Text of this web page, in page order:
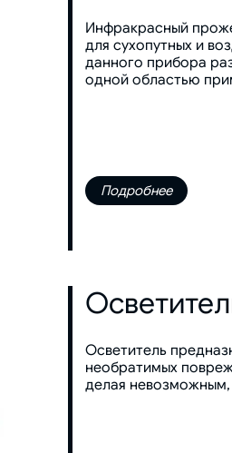
Инфракрасный
для сухопутных и
данного прибора
одной областью
Подробнее
Осветитель
необратимых
делая невозможным,